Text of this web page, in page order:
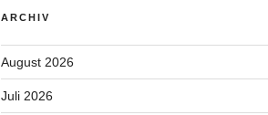
ARCHIV
August 2026
Juli 2026